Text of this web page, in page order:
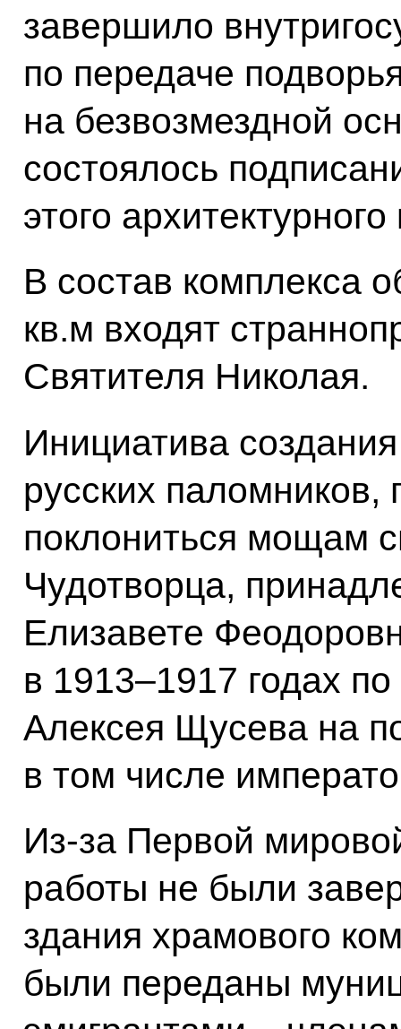
завершило
по передаче
на безвозмездной
состоялось
этого
В состав комплекса
кв.м входят
Святителя Николая.
Инициатива
русских
поклониться мощам
Чудотворца,
Елизавете
в 1913–1917 годах
Алексея Щусева на
в том числе
Из‑за Первой
работы не были
здания храмового
были переданы